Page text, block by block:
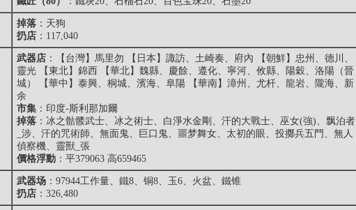
掉落 ： 天狗
扔店 ：117,040
武器店 ：【台灣】馬里勿 【日本】諏訪、土崎奏、府內 【朝鮮】忠州、德川、
靈光 【東北】錦西 【華北】魏縣、慶餘、遵化、寧河、攸縣、陽穀、洛陽（晉
城） 【華中】泰興、桐城、濱海、阜陽 【華南】漳州、尤杆、龍岩、隴海、新
余
市集 ：印度-斯利那加爾
掉落 ：冰之骷髅武士、冰之術士、白淨水金剛、汗的大戰士、巫女(強)、飘泊者
_涉、汗的咒術師、無面鬼、巨口鬼、噩梦舞女、太初的眼、投擲兵五門、無人
偵察機、靈獸_張
價格浮動 ：平379063 高659465
武器场 ：97944工作量、鐵8、铜8、玉6、火盆、鐵锥
扔店 ：326,480